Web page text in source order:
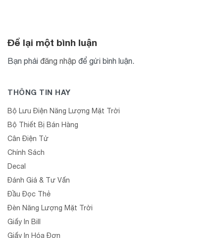
Để lại một bình luận
Bạn phải đăng nhập để gửi bình luận.
THÔNG TIN HAY
Bộ Lưu Điện Năng Lượng Mặt Trời
Bộ Thiết Bị Bán Hàng
Cân Điện Tử
Chính Sách
Decal
Đánh Giá & Tư Vấn
Đầu Đọc Thẻ
Đèn Năng Lượng Mặt Trời
Giấy In Bill
Giấy In Hóa Đơn